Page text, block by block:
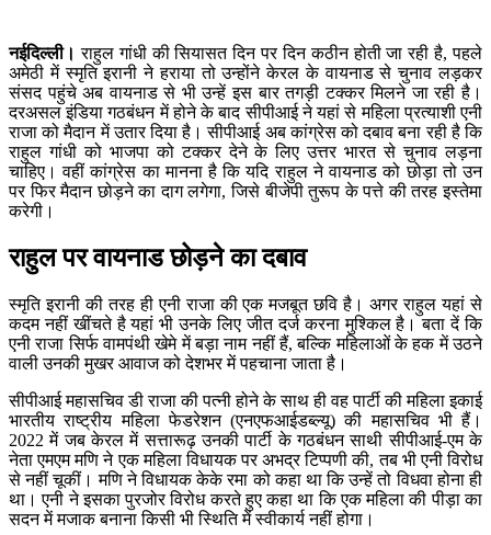
नईदिल्ली। राहुल गांधी ​की सियासत दिन पर दिन कठीन होती जा रही है, पहले
अमेठी में स्मृति इरानी ने हराया तो उन्होंने केरल के वायनाड से चुनाव लड़कर
संसद पहुंचे अब वायनाड से भी उन्हें इस बार तगड़ी टक्कर मिलने जा रही है।
दरअसल इंडिया गठबंधन में होने के बाद सीपीआई ने यहां से महिला प्रत्याशी एनी
राजा को मैदान में उतार दिया है। सीपीआई अब कांग्रेस को दबाव बना रही है कि
राहुल गांधी को भाजपा को टक्कर देने के लिए उत्तर भारत से चुनाव लड़ना
चाहिए। वहीं कांग्रेस का मानना है कि यदि राहुल ने वायनाड को छोड़ा तो उन
पर फिर मैदान छोड़ने का दाग लगेगा, जिसे बीजेपी तुरूप के पत्ते की तरह इस्तेमा
करेगी।
राहुल पर वायनाड छोड़ने का दबाव
स्मृति इरानी की तरह ही एनी राजा की एक मजबूत छवि है। अगर राहुल यहां से
कदम नहीं खींचते है यहां भी उनके लिए जीत दर्ज करना मुश्किल है। बता दें कि
एनी राजा सिर्फ वामपंथी खेमे में बड़ा नाम नहीं हैं, बल्कि महिलाओं के हक में उठने
वाली उनकी मुखर आवाज को देशभर में पहचाना जाता है।
सीपीआई महासचिव डी राजा की पत्नी होने के साथ ही वह पार्टी की महिला इकाई
भारतीय राष्ट्रीय महिला फेडरेशन (एनएफआईडब्ल्यू) की महासचिव भी हैं।
2022 में जब केरल में सत्तारूढ़ उनकी पार्टी के गठबंधन साथी सीपीआई-एम के
नेता एमएम मणि ने एक महिला विधायक पर अभद्र टिप्पणी की, तब भी एनी विरोध
से नहीं चूकीं। मणि ने विधायक केके रमा को कहा था कि उन्हें तो विधवा होना ही
था। एनी ने इसका पुरजोर विरोध करते हुए कहा था कि एक महिला की पीड़ा का
सदन में मजाक बनाना किसी भी स्थिति में स्वीकार्य नहीं होगा।